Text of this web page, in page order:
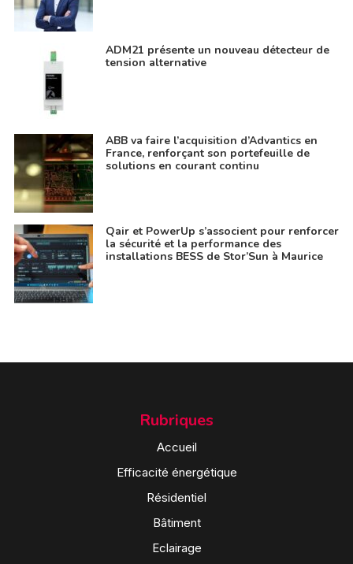
ADM21 présente un nouveau détecteur de
tension alternative
ABB va faire l’acquisition d’Advantics en
France, renforçant son portefeuille de
solutions en courant continu
Qair et PowerUp s’associent pour renforcer
la sécurité et la performance des
installations BESS de Stor’Sun à Maurice
Rubriques
Accueil
Efficacité énergétique
Résidentiel
Bâtiment
Eclairage